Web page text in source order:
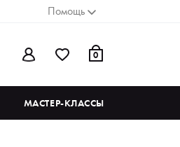
Помощь
0
МАСТЕР-КЛАССЫ